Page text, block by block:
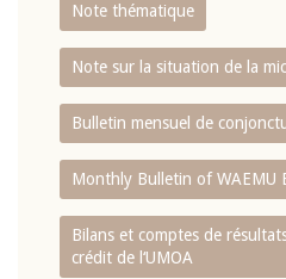
Note thématique
Note sur la situation de la
Bulletin mensuel de
Monthly Bulletin of WAEMU
Bilans et comptes de
crédit de l‘UMOA